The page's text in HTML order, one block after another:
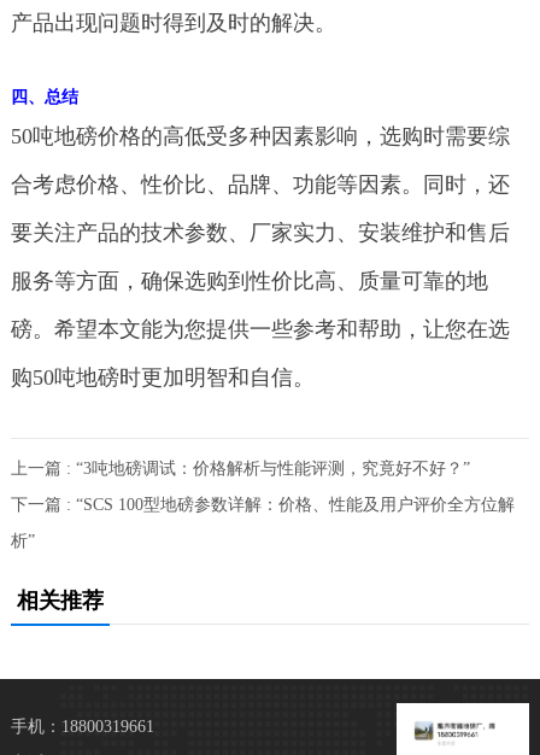
产品出现问题时得到及时的解决。
四、总结
50吨地磅价格的高低受多种因素影响，选购时需要综
合考虑价格、性价比、品牌、功能等因素。同时，还
要关注产品的技术参数、厂家实力、安装维护和售后
服务等方面，确保选购到性价比高、质量可靠的地
磅。希望本文能为您提供一些参考和帮助，让您在选
购50吨地磅时更加明智和自信。
上一篇 : “3吨地磅调试：价格解析与性能评测，究竟好不好？”
下一篇 : “SCS 100型地磅参数详解：价格、性能及用户评价全方位解
析”
相关推荐
手机：18800319661